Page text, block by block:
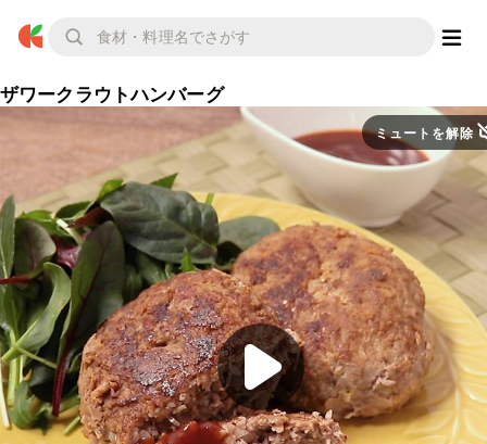
ザワークラウトハンバーグ
ミュートを解除